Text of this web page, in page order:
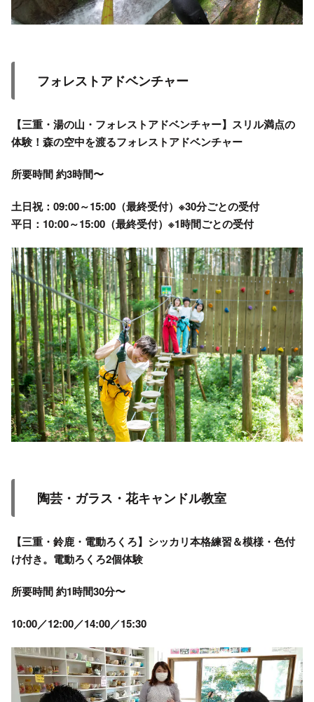
フォレストアドベンチャー
【三重・湯の山・フォレストアドベンチャー】スリル満点の
体験！森の空中を渡るフォレストアドベンチャー
所要時間 約3時間〜
土日祝：09:00～15:00（最終受付）※30分ごとの受付
平日：10:00～15:00（最終受付）※1時間ごとの受付
陶芸・ガラス・花キャンドル教室
【三重・鈴鹿・電動ろくろ】シッカリ本格練習＆模様・色付
け付き。電動ろくろ2個体験
所要時間 約1時間30分〜
10:00／12:00／14:00／15:30